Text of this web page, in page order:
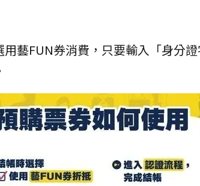
藝FUN券消費，只要輸入「身分